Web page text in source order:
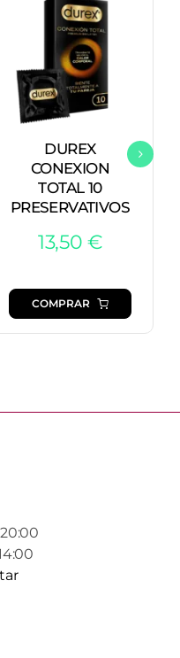
DUREX
CONEXION
TOTAL 10
PRESERVATIVOS
13,50€
COMPRAR